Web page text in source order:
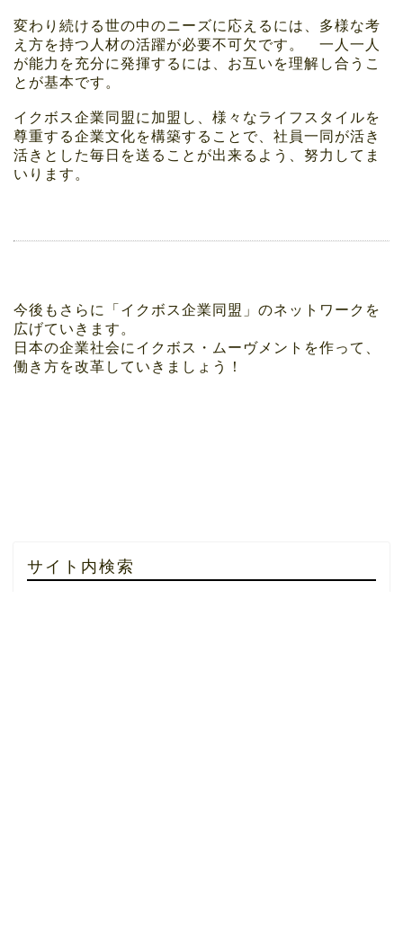
変わり続ける世の中のニーズに応えるには、多様な考
え方を持つ人材の活躍が必要不可欠です。 一人一人
が能力を充分に発揮するには、お互いを理解し合うこ
とが基本です。
イクボス企業同盟に加盟し、様々なライフスタイルを
尊重する企業文化を構築することで、社員一同が活き
活きとした毎日を送ることが出来るよう、努力してま
いります。
今後もさらに「イクボス企業同盟」のネットワークを
広げていきます。
日本の企業社会にイクボス・ムーヴメントを作って、
働き方を改革していきましょう！
サイト内検索